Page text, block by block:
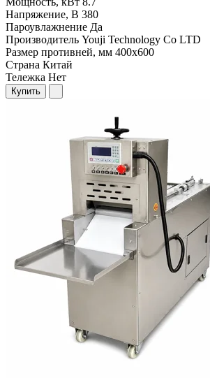
Напряжение, В 380
Пароувлажнение Да
Производитель Youji Technology Co LTD
Размер противней, мм 400х600
Страна Китай
Тележка Нет
Купить